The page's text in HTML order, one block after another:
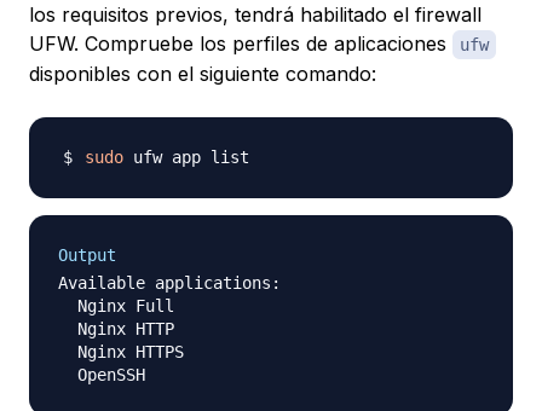
los requisitos previos, tendrá habilitado el firewall
UFW. Compruebe los perfiles de aplicaciones
ufw
disponibles con el siguiente comando:
sudo
Output
Available applications:
  Nginx Full
  Nginx HTTP
  Nginx HTTPS